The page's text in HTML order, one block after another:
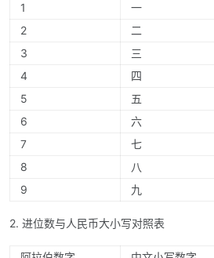
1
一
2
二
3
三
4
四
5
五
6
六
7
七
8
八
9
九
2. 进位数与人民币大小写对照表